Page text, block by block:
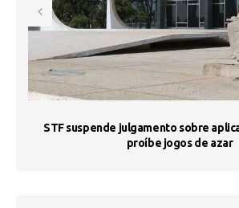
STF suspende julgamento sobre
proíbe jogos de azar